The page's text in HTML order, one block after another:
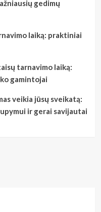
gedimų
laiką: praktiniai
tarnavimo laiką:
gamintojai
veikia jūsų sveikatą:
ir gerai savijautai